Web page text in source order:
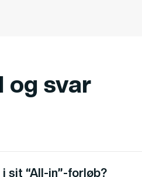
og svar
sit “All-in”-forløb?